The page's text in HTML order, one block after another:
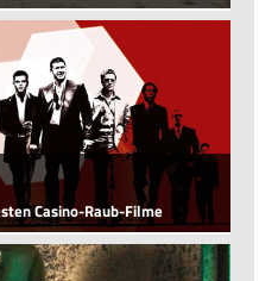
Casino-Raub-Filme